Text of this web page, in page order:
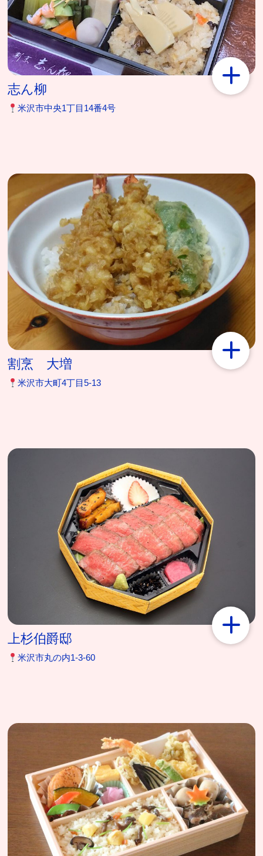
志ん柳
米沢市中央1丁目14番4号
割烹 大増
米沢市大町4丁目5-13
上杉伯爵邸
米沢市丸の内1‐3‐60